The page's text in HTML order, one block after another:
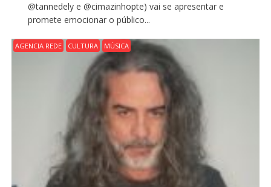
@tannedely e @cimazinhopte) vai se apresentar e
promete emocionar o público...
AGENCIA REDE CULTURA MÚSICA